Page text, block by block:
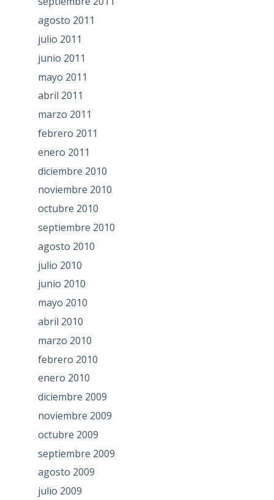
agosto 2011
julio 2011
junio 2011
mayo 2011
abril 2011
marzo 2011
febrero 2011
enero 2011
diciembre 2010
noviembre 2010
octubre 2010
septiembre 2010
agosto 2010
julio 2010
junio 2010
mayo 2010
abril 2010
marzo 2010
febrero 2010
enero 2010
diciembre 2009
noviembre 2009
octubre 2009
septiembre 2009
agosto 2009
julio 2009